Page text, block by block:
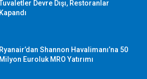
Devre Dışı, Restoranlar
Kapandı
Ryanair’dan Shannon Havalimanı’na 50
Milyon Euroluk MRO Yatırımı